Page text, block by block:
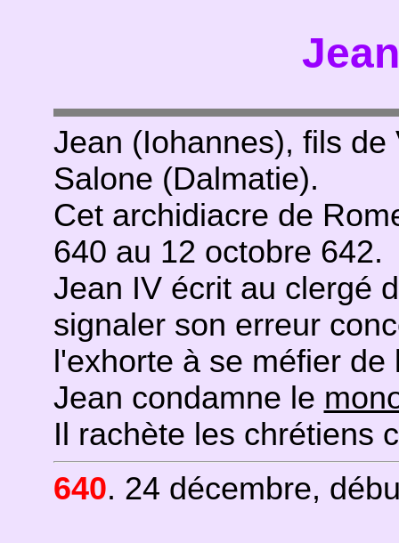
Jean (Iohannes), fils
Salone (Dalmatie).
Cet archidiacre de
640 au 12 octobre 642.
Jean IV écrit au clergé
signaler son erreur
l'exhorte à se méfier
Jean condamne le
Il rachète les chrétiens
640. 24 décembre,